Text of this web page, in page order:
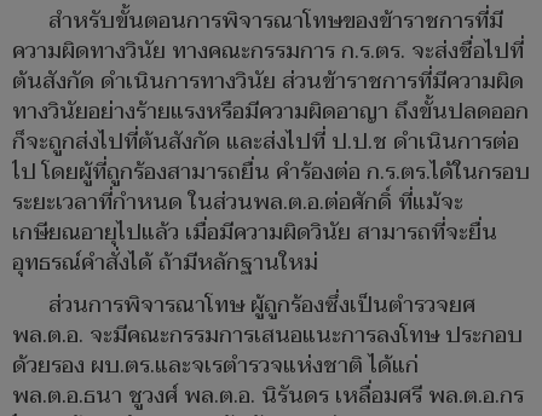
สำหรับขั้นตอนการพิจารณาโทษของข้าราชการที่มี
ความผิดทางวินัย ทางคณะกรรมการ ก.ร.ตร. จะส่งชื่อไปที่
ต้นสังกัด ดำเนินการทางวินัย ส่วนข้าราชการที่มีความผิด
ทางวินัยอย่างร้ายแรงหรือมีความผิดอาญา ถึงขั้นปลดออก
ก็จะถูกส่งไปที่ต้นสังกัด และส่งไปที่ ป.ป.ช ดำเนินการต่อ
ไป โดยผู้ที่ถูกร้องสามารถยื่น คำร้องต่อ ก.ร.ตร.ได้ในกรอบ
ระยะเวลาที่กำหนด ในส่วนพล.ต.อ.ต่อศักดิ์ ที่แม้จะ
เกษียณอายุไปแล้ว เมื่อมีความผิดวินัย สามารถที่จะยื่น
อุทธรณ์คำสั่งได้ ถ้ามีหลักฐานใหม่
ส่วนการพิจารณาโทษ ผู้ถูกร้องซึ่งเป็นตำรวจยศ
พล.ต.อ. จะมีคณะกรรมการเสนอแนะการลงโทษ ประกอบ
ด้วยรอง ผบ.ตร.และจเรตำรวจแห่งชาติ ได้แก่
พล.ต.อ.ธนา ชูวงศ์ พล.ต.อ. นิรันดร เหลื่อมศรี พล.ต.อ.กร